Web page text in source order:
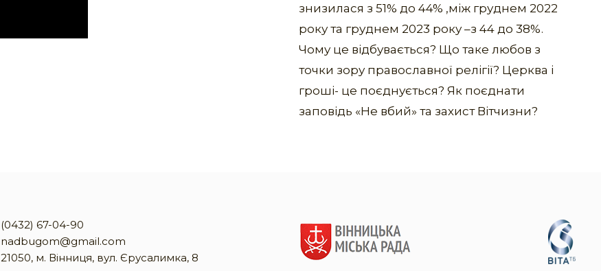
знизилася з 51% до 44% ,між груднем 2022
року та груднем 2023 року –з 44 до 38%.
Чому це відбувається? Що таке любов з
точки зору православної релігії? Церква і
гроші- це поєднується? Як поєднати
заповідь «Не вбий» та захист Вітчизни?
(0432) 67-04-90
nadbugom@gmail.com
21050, м. Вінниця, вул. Єрусалимка, 8